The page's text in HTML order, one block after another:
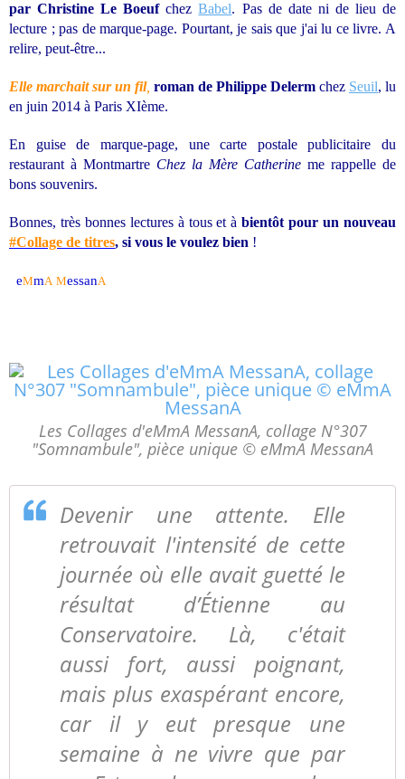
par Christine Le BoeufchezBabel. Pas de date ni de lieu de
lecture ; pas de marque-page. Pourtant, je sais que j'ai lu ce livre. A
relire, peut-être...
Elle marchait sur un fil, roman de Philippe Delerm chez Seuil, lu
en juin 2014 à Paris XIème.
En guise de marque-page, une carte postale publicitaire du
restaurant à Montmartre Chez la Mère Catherine me rappelle de
bons souvenirs.
Bonnes, très bonnes lectures à tous et à bientôt pour un nouveau
#Collage de titres, si vous le voulez bien !
eMmA MessanA
Les Collages d'eMmA MessanA, collage N°307
"Somnambule", pièce unique © eMmA MessanA
Devenir une attente. Elle
retrouvait l'intensité de cette
journée où elle avait guetté le
résultat d’Étienne au
Conservatoire. Là, c'était
aussi fort, aussi poignant,
mais plus exaspérant encore,
car il y eut presque une
semaine à ne vivre que par